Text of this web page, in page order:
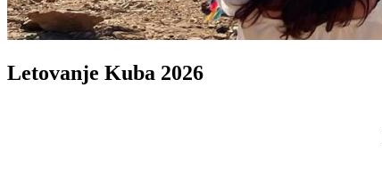
Letovanje Kuba 2026